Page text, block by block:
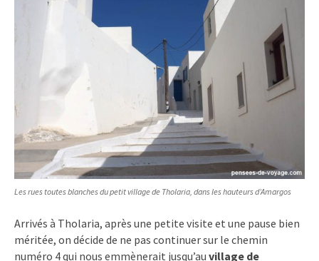
Les rues toutes blanches du petit village de Tholaria, dans les hauteurs d’Amargos
Arrivés à Tholaria, après une petite visite et une pause bien
méritée, on décide de ne pas continuer sur le chemin
numéro 4 qui nous emmènerait jusqu’au village de